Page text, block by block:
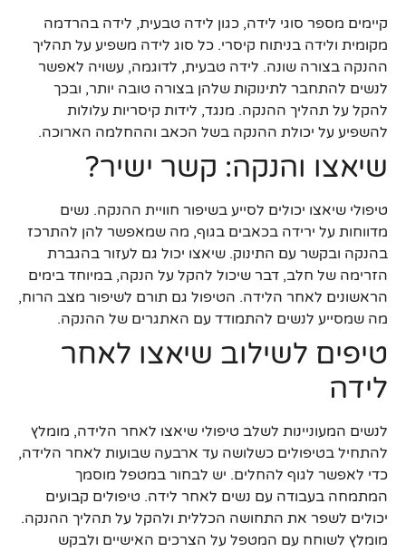
קיימים מספר סוגי לידה, כגון לידה טבעית, לידה בהרדמה
מקומית ולידה בניתוח קיסרי. כל סוג לידה משפיע על תהליך
ההנקה בצורה שונה. לידה טבעית, לדוגמה, עשויה לאפשר
לנשים להתחבר לתינוקות שלהן בצורה טובה יותר, ובכך
להקל על תהליך ההנקה. מנגד, לידות קיסריות עלולות
להשפיע על יכולת ההנקה בשל הכאב וההחלמה הארוכה.
שיאצו והנקה: קשר ישיר?
טיפולי שיאצו יכולים לסייע בשיפור חוויית ההנקה. נשים
מדווחות על ירידה בכאבים בגוף, מה שמאפשר להן להתרכז
בהנקה ובקשר עם התינוק. שיאצו יכול גם לעזור בהגברת
הזרימה של חלב, דבר שיכול להקל על הנקה, במיוחד בימים
הראשונים לאחר הלידה. הטיפול גם תורם לשיפור מצב הרוח,
מה שמסייע לנשים להתמודד עם האתגרים של ההנקה.
טיפים לשילוב שיאצו לאחר
לידה
לנשים המעוניינות לשלב טיפולי שיאצו לאחר הלידה, מומלץ
להתחיל בטיפולים כשלושה עד ארבעה שבועות לאחר הלידה,
כדי לאפשר לגוף להחלים. יש לבחור במטפל מוסמך
המתמחה בעבודה עם נשים לאחר לידה. טיפולים קבועים
יכולים לשפר את התחושה הכללית ולהקל על תהליך ההנקה.
מומלץ לשוחח עם המטפל על הצרכים האישיים ולבקש